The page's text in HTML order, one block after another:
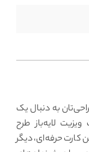
به دنبال یک
لایه‌باز طرح
کارت حرفه‌ای، دیگر